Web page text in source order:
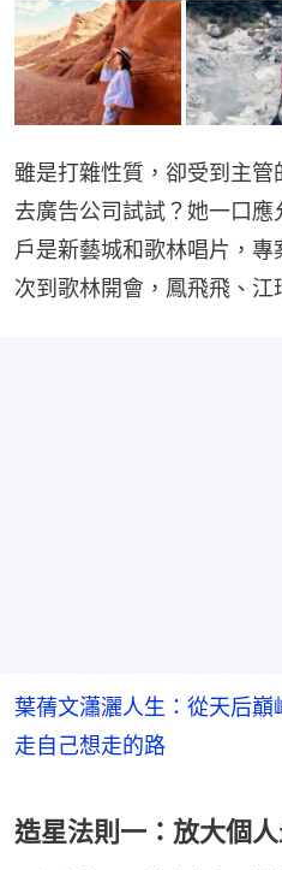
雖是打雜性質，卻受到主
去廣告公司試試？她一口
戶是新藝城和歌林唱片，
次到歌林開會，鳳飛飛、江
葉蒨文瀟灑人生：從天后
走自己想走的路
造星法則一：放大個